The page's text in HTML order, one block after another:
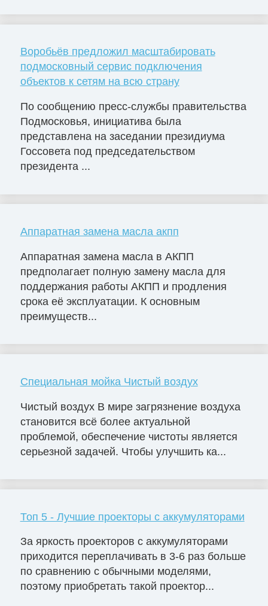
Воробьёв предложил масштабировать
подмосковный сервис подключения
объектов к сетям на всю страну
По сообщению пресс-службы правительства
Подмосковья, инициатива была
представлена на заседании президиума
Госсовета под председательством
президента ...
Аппаратная замена масла акпп
Аппаратная замена масла в АКПП
предполагает полную замену масла для
поддержания работы АКПП и продления
срока её эксплуатации. К основным
преимуществ...
Специальная мойка Чистый воздух
Чистый воздух В мире загрязнение воздуха
становится всё более актуальной
проблемой, обеспечение чистоты является
серьезной задачей. Чтобы улучшить ка...
Топ 5 - Лучшие проекторы с аккумуляторами
За яркость проекторов с аккумуляторами
приходится переплачивать в 3-6 раз больше
по сравнению с обычными моделями,
поэтому приобретать такой проектор...